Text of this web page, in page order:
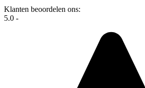
Klanten beoordelen ons:
5.0 -